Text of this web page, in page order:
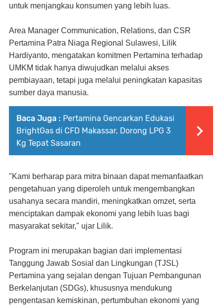
untuk menjangkau konsumen yang lebih luas.
Area Manager Communication, Relations, dan CSR
Pertamina Patra Niaga Regional Sulawesi, Lilik
Hardiyanto, mengatakan komitmen Pertamina terhadap
UMKM tidak hanya diwujudkan melalui akses
pembiayaan, tetapi juga melalui peningkatan kapasitas
sumber daya manusia.
Baca Juga : Pertamina Gencarkan Edukasi
BrightGas di CFD Makassar, Dorong LPG 3
Kg Tepat Sasaran
"Kami berharap para mitra binaan dapat memanfaatkan
pengetahuan yang diperoleh untuk mengembangkan
usahanya secara mandiri, meningkatkan omzet, serta
menciptakan dampak ekonomi yang lebih luas bagi
masyarakat sekitar," ujar Lilik.
Program ini merupakan bagian dari implementasi
Tanggung Jawab Sosial dan Lingkungan (TJSL)
Pertamina yang sejalan dengan Tujuan Pembangunan
Berkelanjutan (SDGs), khususnya mendukung
pengentasan kemiskinan, pertumbuhan ekonomi yang